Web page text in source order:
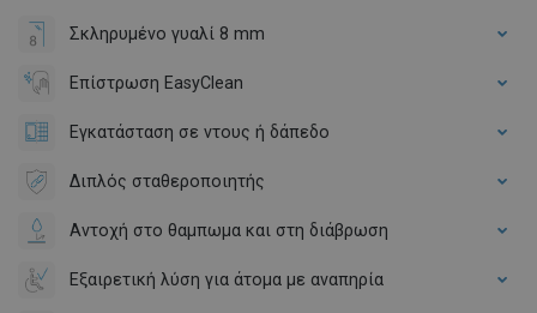
Σκληρυμένο γυαλί 8 mm
Επίστρωση EasyClean
Εγκατάσταση σε ντους ή δάπεδο
Διπλός σταθεροποιητής
Αντοχή στο θαμπωμα και στη διάβρωση
Εξαιρετική λύση για άτομα με αναπηρία